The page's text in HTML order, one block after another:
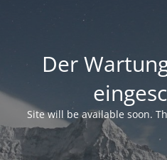
Der
Site will be available soon.